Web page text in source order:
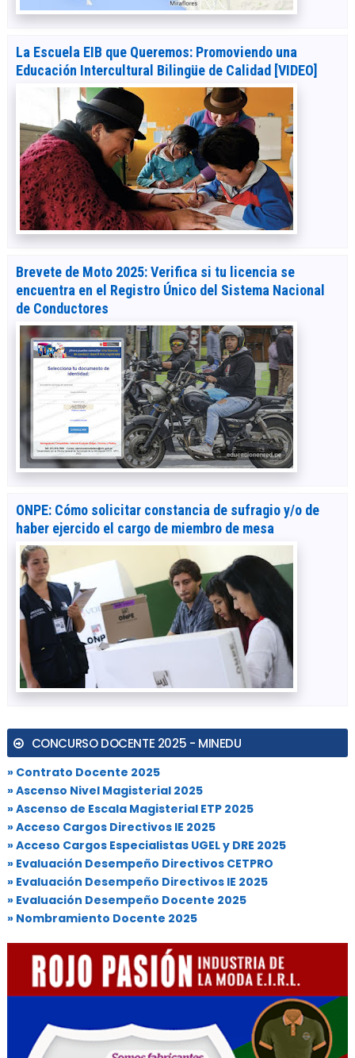
La Escuela EIB que Queremos: Promoviendo una
Educación Intercultural Bilingüe de Calidad [VIDEO]
Brevete de Moto 2025: Verifica si tu licencia se
encuentra en el Registro Único del Sistema Nacional
de Conductores
ONPE: Cómo solicitar constancia de sufragio y/o de
haber ejercido el cargo de miembro de mesa
CONCURSO DOCENTE 2025 - MINEDU
» Contrato Docente 2025
» Ascenso Nivel Magisterial 2025
» Ascenso de Escala Magisterial ETP 2025
» Acceso Cargos Directivos IE 2025
» Acceso Cargos Especialistas UGEL y DRE 2025
» Evaluación Desempeño Directivos CETPRO
» Evaluación Desempeño Directivos IE 2025
» Evaluación Desempeño Docente 2025
» Nombramiento Docente 2025